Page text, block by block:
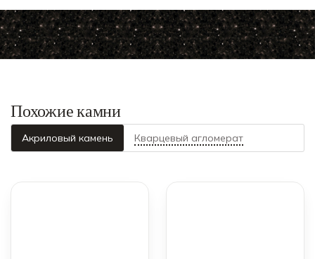
Похожие камни
Акриловый камень Кварцевый агломерат